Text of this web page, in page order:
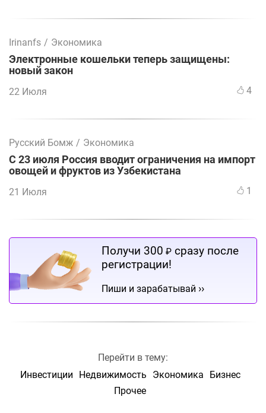
Irinanfs / Экономика
Электронные кошельки теперь защищены:
новый закон
22 Июля 4
Русский Бомж / Экономика
С 23 июля Россия вводит ограничения на импорт
овощей и фруктов из Узбекистана
21 Июля 1
Получи 300 ₽ сразу после
регистрации!
Пиши и зарабатывай ››
Перейти в тему:
Инвестиции
Недвижимость Экономика
Бизнес
Прочее